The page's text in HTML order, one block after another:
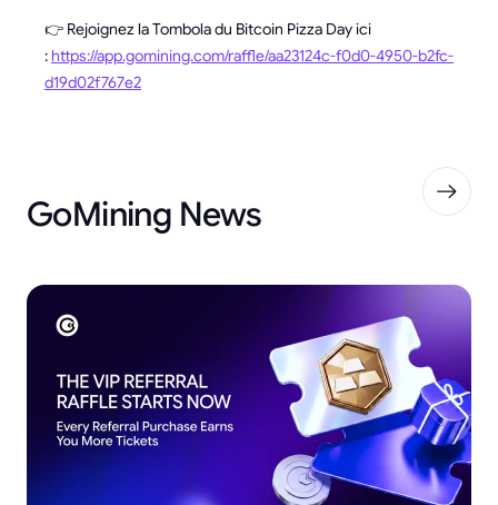
👉 Rejoignez la Tombola du Bitcoin Pizza Day ici
:https://app.gomining.com/raffle/aa23124c-f0d0-4950-b2fc-
d19d02f767e2
GoMining News